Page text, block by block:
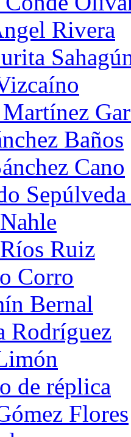
Rivera
Baños
Cano
Ruiz
Corro
Bernal
Rodríguez
de réplica
Flores